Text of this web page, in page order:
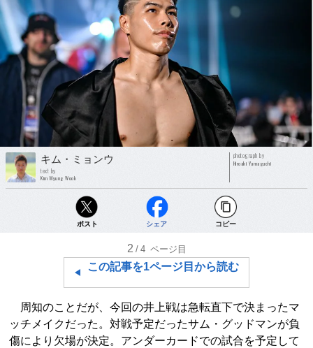
キム・ミョンウ
text by
Kim Myung Wook
photograph by
Hiroaki Yamaguchi
ポスト シェア コピー
2 /4 ページ目
この記事を1ページ目から読む
周知のことだが、今回の井上戦は急転直下で決まったマ
ッチメイクだった。対戦予定だったサム・グッドマンが負
傷により欠場が決定。アンダーカードでの試合を予定して